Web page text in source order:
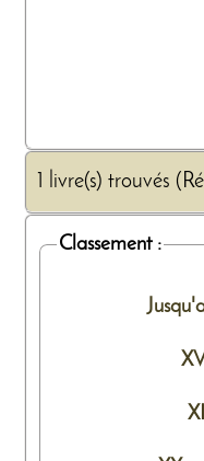
1 livre(s) trouvés
Classement :